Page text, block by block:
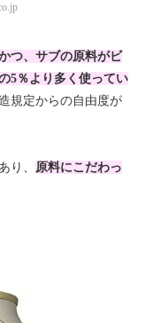
つ、サブの原料がビ
5％より多く使ってい
規定からの自由度が
り、 原料にこだわっ